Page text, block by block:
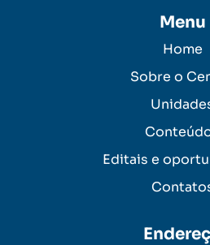
Menu
Home
Sobre o
Editais e